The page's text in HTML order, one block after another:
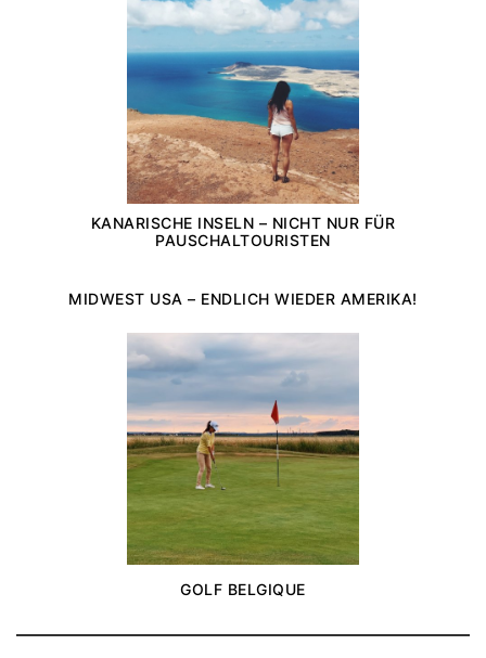
KANARISCHE INSELN – NICHT NUR FÜR
PAUSCHALTOURISTEN
MIDWEST USA – ENDLICH WIEDER AMERIKA!
GOLF BELGIQUE